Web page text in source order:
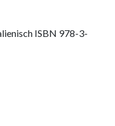
ISBN 978-3-